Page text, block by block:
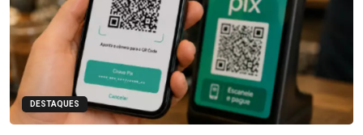
DESTAQUES